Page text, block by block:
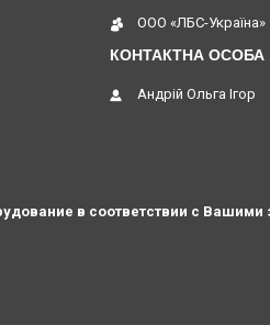
ООО «ЛБС-Україна»
Андрій Ольга Ігор
в соответствии с Вашими